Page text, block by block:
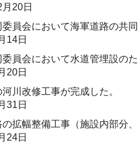
20日
委員会において海軍道路の共
14日
委員会において水道管埋設の
20日
川改修工事が完成した。
31日
拡幅整備工事（施設内部分
24日